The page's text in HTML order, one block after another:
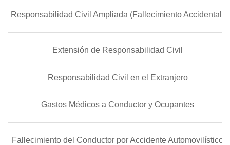
Responsabilidad Civil Ampliada (Fallecimiento Accidental)
Extensión de Responsabilidad Civil
Responsabilidad Civil en el Extranjero
Gastos Médicos a Conductor y Ocupantes
Fallecimiento del Conductor por Accidente Automovilístico